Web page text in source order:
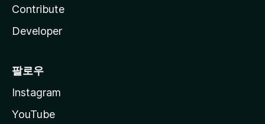
Contribute
Developer
팔로우
Instagram
YouTube